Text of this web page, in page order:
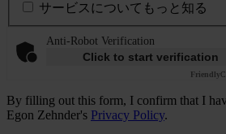
サービスについてもっと知る
Anti-Robot Verification
Click to start verification
Friendly
By filling out this form, I confirm that I
Egon Zehnder's Privacy Policy.